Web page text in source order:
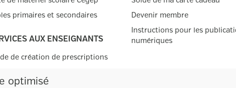
optimisé
primaires et secondaires
AUX ENSEIGNANTS
de création de prescriptions
Devenir membre
Instructions pour les
numériques